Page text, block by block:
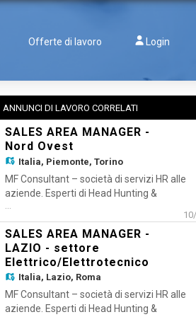
Offerte di lavoro Login
ANNUNCI DI LAVORO CORRELATI
SALES AREA MANAGER -
Nord Ovest
Italia, Piemonte, Torino
MF Consultant – società di servizi HR alle
aziende. Esperti di Head Hunting &
Executive Search; Talent Acquisition
Outsourching e RPO, Temporary Manager
Coaching & Mentoring, ricerca per
importante cliente settore automazione un
Sales Area Manager Nord Ovest
Responsabilità: - Assicurare la
SALES AREA MANAGER -
LAZIO - settore
Elettrico/Elettrotecnico
Italia, Lazio, Roma
MF Consultant – società di servizi HR alle
aziende. Esperti di Head Hunting &